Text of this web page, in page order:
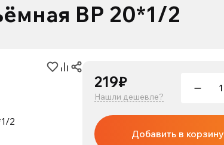
ВР 20*1/2
2
219₽
Нашли дешевле?
Добавить в корзину